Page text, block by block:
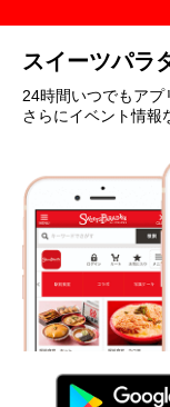
スイーツパラ
24時間いつでもアプ
さらにイベント情報